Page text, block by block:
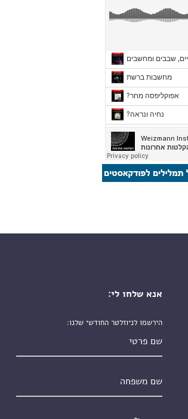
אנא שלחו לי:
הירשמו לניוזלטר החודשי שלנו: